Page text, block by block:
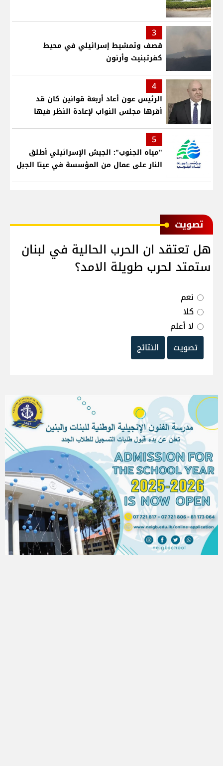
3
قصف وتمشيط إسرائيلي في محيط
كفرتبنيت وأرنون
4
الرئيس عون أعاد أربعة قوانين كان قد
أقرها مجلس النواب لإعادة النظر فيها
5
"مياه الجنوب": الجيش الإسرائيلي أطلق
النار على عمال من المؤسسة في عيتا الجبل
ﺗﺼﻮﻳﺖ
هل تعتقد ان الحرب الحالية في لبنان
ستمتد لحرب طويلة الامد؟
نعم
كلا
لا أعلم
تصويت
النتائج